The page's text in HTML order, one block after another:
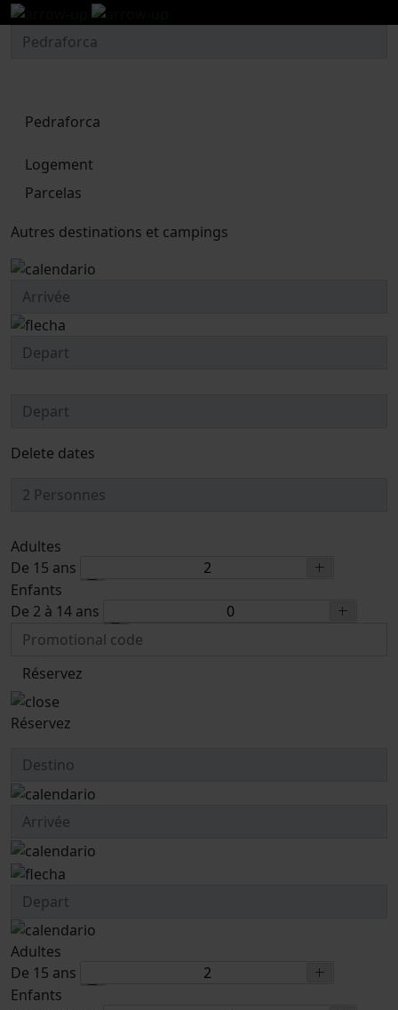
Pedraforca
Logement
Parcelas
Autres destinations et campings
Delete dates
Adultes
De 15 ans
Enfants
De 2 à 14 ans
Réservez
Réservez
Adultes
De 15 ans
Enfants